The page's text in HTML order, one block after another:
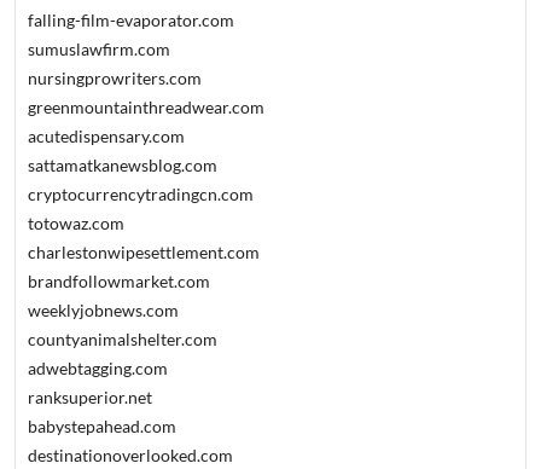
falling-film-evaporator.com
sumuslawfirm.com
nursingprowriters.com
greenmountainthreadwear.com
acutedispensary.com
sattamatkanewsblog.com
cryptocurrencytradingcn.com
totowaz.com
charlestonwipesettlement.com
brandfollowmarket.com
weeklyjobnews.com
countyanimalshelter.com
adwebtagging.com
ranksuperior.net
babystepahead.com
destinationoverlooked.com